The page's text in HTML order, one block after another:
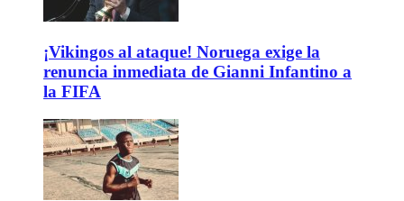
¡Vikingos al ataque! Noruega exige la
renuncia inmediata de Gianni Infantino a
la FIFA